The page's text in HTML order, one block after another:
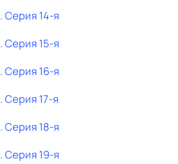
. Серия 14-я
. Серия 15-я
. Серия 16-я
. Серия 17-я
. Серия 18-я
. Серия 19-я